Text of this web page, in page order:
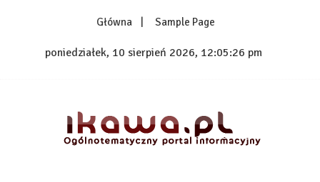
Główna Sample Page
poniedziałek, 10 sierpień 2026, 12:05:28 pm